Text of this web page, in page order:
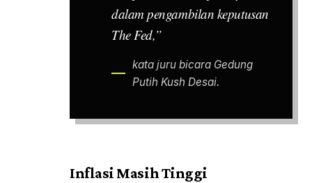
dalam pengambilan keputusan
The Fed,”
kata juru bicara Gedung
Putih Kush Desai.
Inflasi Masih Tinggi